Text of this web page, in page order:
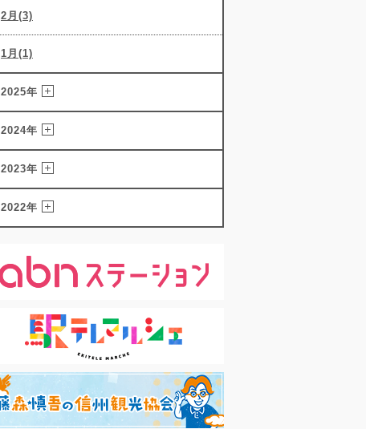
2月(3)
1月(1)
2025年
2024年
2023年
2022年